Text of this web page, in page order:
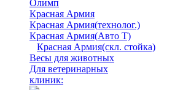
Олимп
Красная Армия
Красная Армия(технолог.)
Красная Армия(Авто Т)
Красная Армия(скл. стойка)
Весы для животных
Для ветеринарных
клиник: